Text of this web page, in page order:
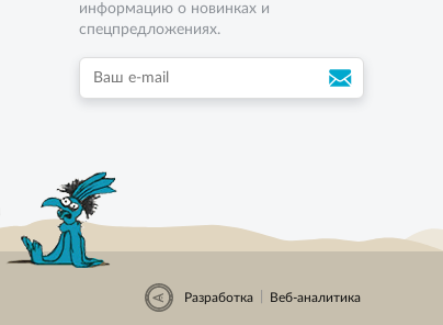
информацию о новинках и
спецпредложениях.
Разработка Веб-аналитика